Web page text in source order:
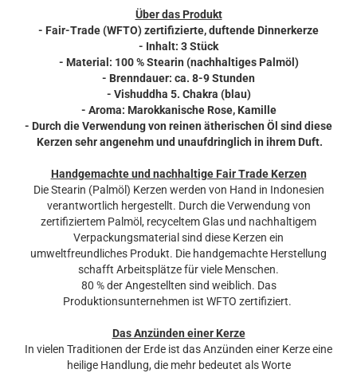
Über das Produkt
- Fair-Trade (WFTO) zertifizierte, duftende Dinnerkerze
- Inhalt: 3 Stück
- Material: 100 % Stearin (nachhaltiges Palmöl)
- Brenndauer: ca. 8-9 Stunden
- Vishuddha 5. Chakra (blau)
- Aroma: Marokkanische Rose, Kamille
- Durch die Verwendung von reinen ätherischen Öl sind diese
Kerzen sehr angenehm und unaufdringlich in ihrem Duft.
Handgemachte und nachhaltige Fair Trade Kerzen
Die Stearin (Palmöl) Kerzen werden von Hand in Indonesien
verantwortlich hergestellt. Durch die Verwendung von
zertifiziertem Palmöl, recyceltem Glas und nachhaltigem
Verpackungsmaterial sind diese Kerzen ein
umweltfreundliches Produkt. Die handgemachte Herstellung
schafft Arbeitsplätze für viele Menschen.
80 % der Angestellten sind weiblich. Das
Produktionsunternehmen ist WFTO zertifiziert.
Das Anzünden einer Kerze
In vielen Traditionen der Erde ist das Anzünden einer Kerze eine
heilige Handlung, die mehr bedeutet als Worte